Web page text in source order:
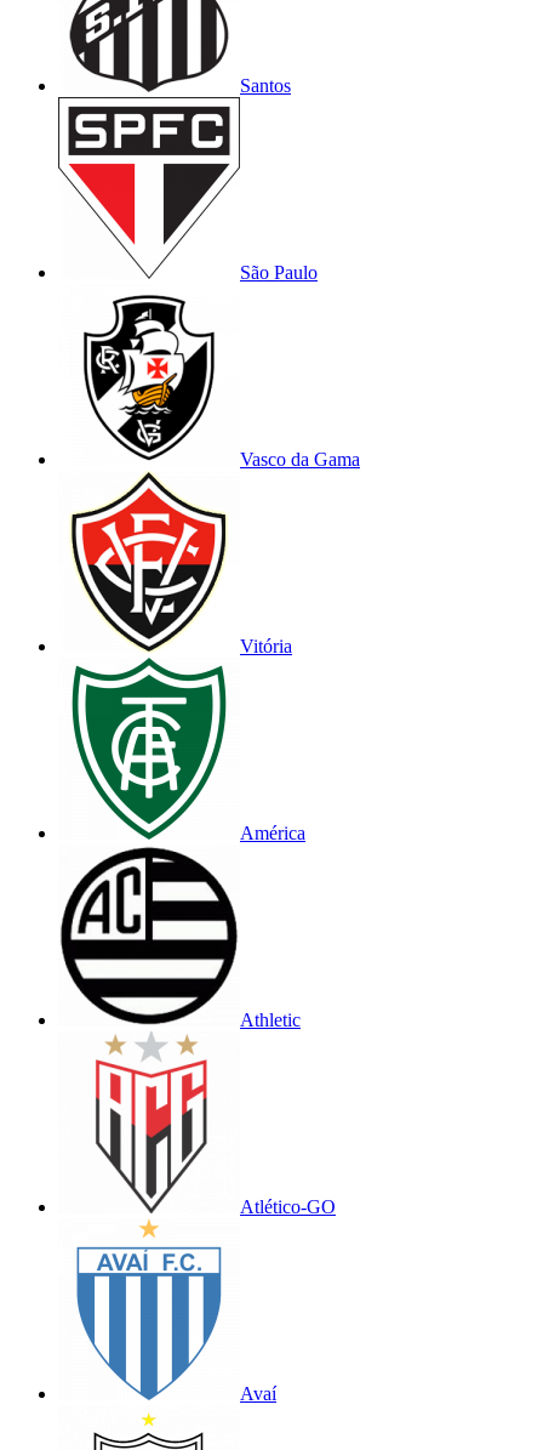
Santos
São Paulo
Vasco da Gama
Vitória
América
Athletic
Atlético-GO
Avaí